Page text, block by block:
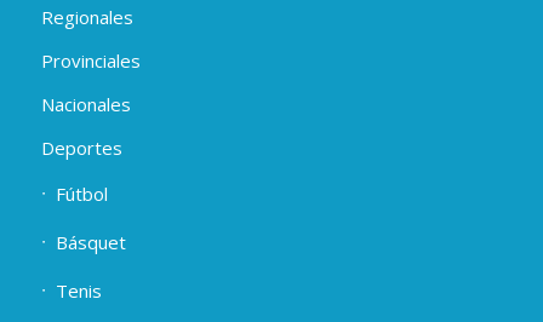
Regionales
Provinciales
Nacionales
Deportes
Fútbol
Básquet
Tenis